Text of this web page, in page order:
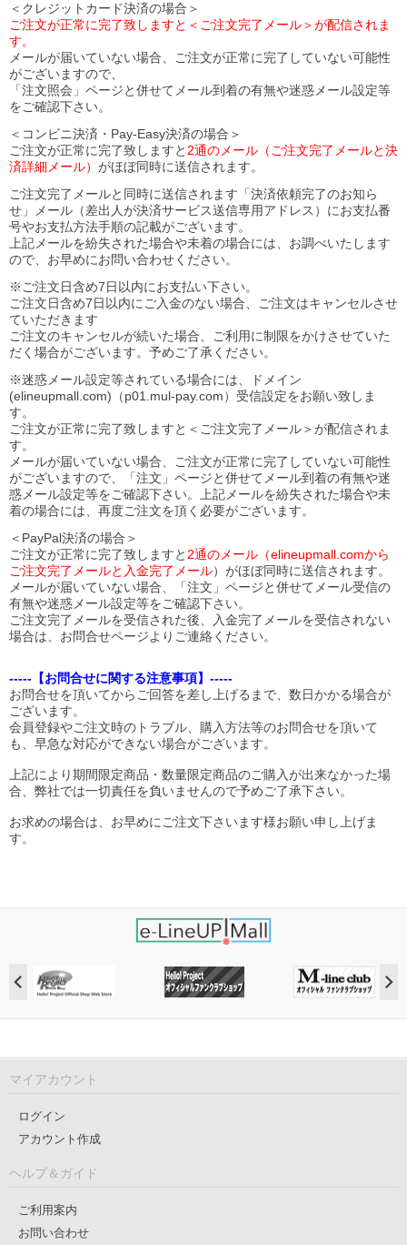
＜クレジットカード決済の場合＞
ご注文が正常に完了致しますと＜ご注文完了メール＞が配信されま
す。
メールが届いていない場合、ご注文が正常に完了していない可能性
がございますので、
「注文照会」ページと併せてメール到着の有無や迷惑メール設定等
をご確認下さい。
＜コンビニ決済・Pay-Easy決済の場合＞
ご注文が正常に完了致しますと 2通のメール（ご注文完了メールと決
済詳細メール） がほぼ同時に送信されます。
ご注文完了メールと同時に送信されます「決済依頼完了のお知ら
せ」メール（差出人が決済サービス送信専用アドレス）にお支払番
号やお支払方法手順の記載がございます。
上記メールを紛失された場合や未着の場合には、お調べいたします
ので、お早めにお問い合わせください。
※ご注文日含め7日以内にお支払い下さい。
ご注文日含め7日以内にご入金のない場合、ご注文はキャンセルさせ
ていただきます
ご注文のキャンセルが続いた場合、ご利用に制限をかけさせていた
だく場合がございます。予めご了承ください。
※迷惑メール設定等されている場合には、ドメイン
(elineupmall.com)（p01.mul-pay.com）受信設定をお願い致しま
す。
ご注文が正常に完了致しますと＜ご注文完了メール＞が配信されま
す。
メールが届いていない場合、ご注文が正常に完了していない可能性
がございますので、「注文」ページと併せてメール到着の有無や迷
惑メール設定等をご確認下さい。
上記メールを紛失された場合や未
着の場合には、再度ご注文を頂く必要がございます。
＜PayPal決済の場合＞
ご注文が正常に完了致しますと 2通のメール（elineupmall.comから
ご注文完了メールと入金完了メール）がほぼ同時に送信されます。
メールが届いていない場合、「注文」ページと併せてメール受信の
有無や迷惑メール設定等をご確認下さい。
ご注文完了メールを受信された後、入金完了メールを受信されない
場合は、お問合せページよりご連絡ください。
-----【お問合せに関する注意事項】-----
お問合せを頂いてからご回答を差し上げるまで、数日かかる場合が
ございます。
会員登録やご注文時のトラブル、購入方法等のお問合せを頂いて
も、早急な対応ができない場合がございます。
上記により期間限定商品・数量限定商品のご購入が出来なかった場
合、弊社では一切責任を負いませんので予めご了承下さい。
お求めの場合は、お早めにご注文下さいます様お願い申し上げま
す。
マイアカウント
ログイン
アカウント作成
ヘルプ＆ガイド
ご利用案内
お問い合わせ